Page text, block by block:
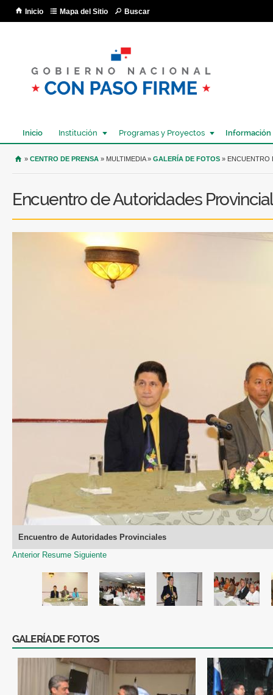
Inicio Mapa del Sitio Buscar
Inicio Institución Programas y Proyectos Información
USTED SE ENCUENTRA AQUÍ
» CENTRO DE PRENSA » MULTIMEDIA » GALERÍA DE FOTOS » ENCUENTRO
Encuentro de Autoridades
Encuentro de Autoridades Provinciales
Anterior Resume Siguiente
GALERÍA DE FOTOS